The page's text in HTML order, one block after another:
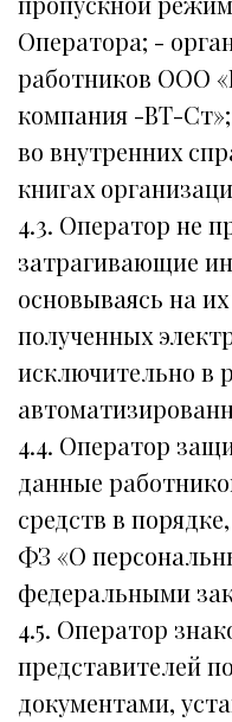
Оператора; -
работников ООО
компания -ВТ-
во внутренних
книгах
4.3. Оператор не
затрагивающие
основываясь на
полученных
исключительно в
4.4. Оператор
данные
средств в
ФЗ «О
федеральными
4.5. Оператор
представителей
документами,